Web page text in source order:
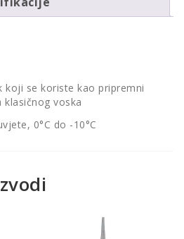
koji se koriste kao pripremni
voska
0°C do -10°C